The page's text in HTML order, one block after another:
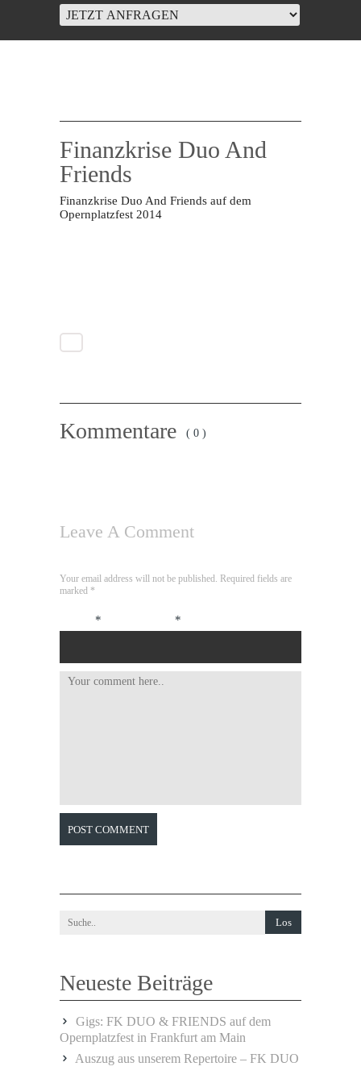
Finanzkrise Duo And
Friends
Finanzkrise Duo And Friends auf dem
Opernplatzfest 2014
Kommentare ( 0 )
Leave A Comment
Your email address will not be published. Required fields are
marked *
* *
POST COMMENT
Neueste Beiträge
Gigs: FK DUO & FRIENDS auf dem
Opernplatzfest in Frankfurt am Main
Auszug aus unserem Repertoire – FK DUO